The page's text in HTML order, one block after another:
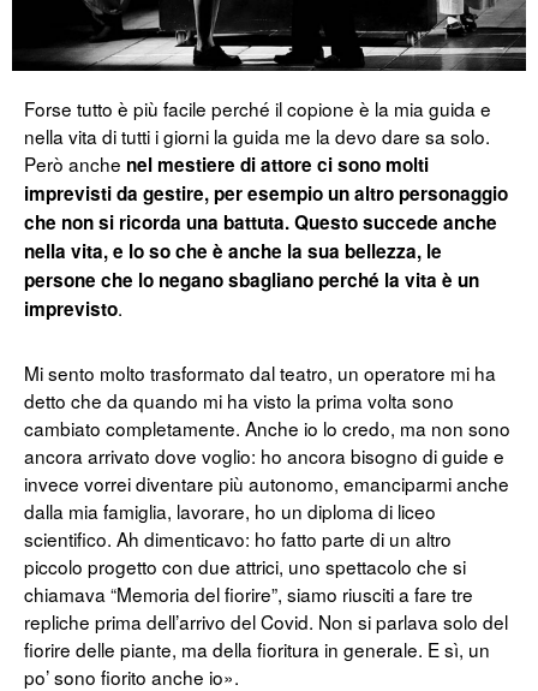
Forse tutto è più facile perché il copione è la mia guida e
nella vita di tutti i giorni la guida me la devo dare sa solo.
Però anche nel mestiere di attore ci sono molti
imprevisti da gestire, per esempio un altro personaggio
che non si ricorda una battuta. Questo succede anche
nella vita, e lo so che è anche la sua bellezza, le
persone che lo negano sbagliano perché la vita è un
imprevisto.
Mi sento molto trasformato dal teatro, un operatore mi ha
detto che da quando mi ha visto la prima volta sono
cambiato completamente. Anche io lo credo, ma non sono
ancora arrivato dove voglio: ho ancora bisogno di guide e
invece vorrei diventare più autonomo, emanciparmi anche
dalla mia famiglia, lavorare, ho un diploma di liceo
scientifico. Ah dimenticavo: ho fatto parte di un altro
piccolo progetto con due attrici, uno spettacolo che si
chiamava “Memoria del fiorire”, siamo riusciti a fare tre
repliche prima dell’arrivo del Covid. Non si parlava solo del
fiorire delle piante, ma della fioritura in generale. E sì, un
po’ sono fiorito anche io».